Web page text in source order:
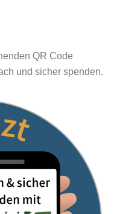
QR Code
und sicher spenden.